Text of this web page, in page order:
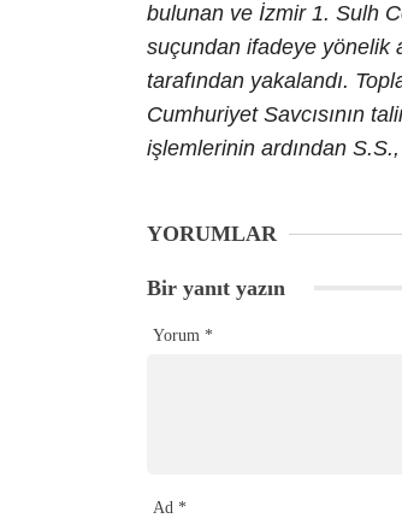
bulunan ve İzmir 1. Sulh
suçundan ifadeye yönelik
tarafından yakalandı.
Cumhuriyet Savcısının
işlemlerinin ardından
YORUMLAR
Bir yanıt yazın
Yorum *
Ad *